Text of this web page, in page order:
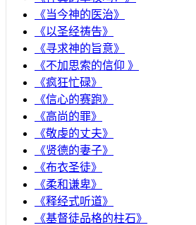
《当今神的医治》
《以圣经祷告》
《寻求神的旨意》
《不加思索的信仰 》
《疯狂忙碌》
《信心的赛跑》
《高尚的罪》
《敬虔的丈夫》
《贤德的妻子》
《布衣圣徒》
《柔和谦卑》
《释经式听道》
《基督徒品格的柱石》